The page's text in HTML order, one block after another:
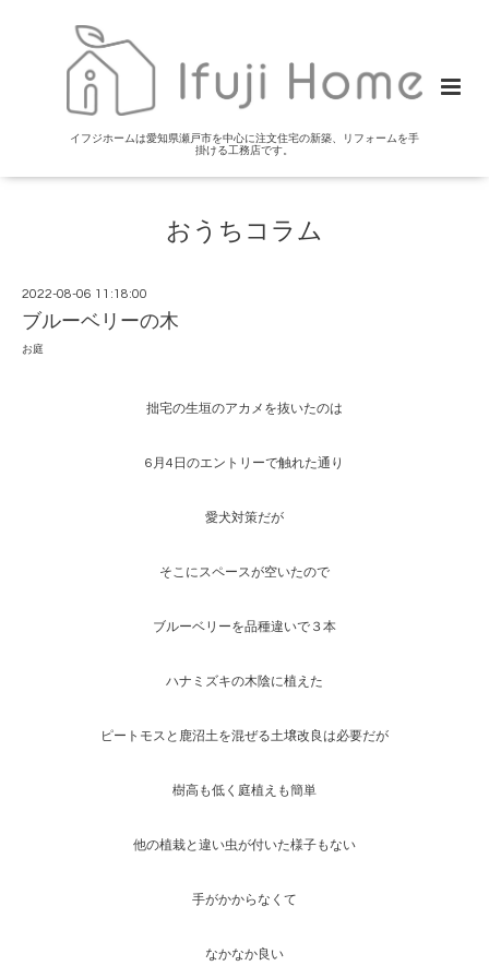
イフジホームは愛知県瀬戸市を中心に注文住宅の新築、リフォームを手
掛ける工務店です。
おうちコラム
2022-08-06 11:18:00
ブルーベリーの木
お庭
拙宅の生垣のアカメを抜いたのは
6月4日のエントリーで触れた通り
愛犬対策だが
そこにスペースが空いたので
ブルーベリーを品種違いで３本
ハナミズキの木陰に植えた
ピートモスと鹿沼土を混ぜる土壌改良は必要だが
樹高も低く庭植えも簡単
他の植栽と違い虫が付いた様子もない
手がかからなくて
なかなか良い